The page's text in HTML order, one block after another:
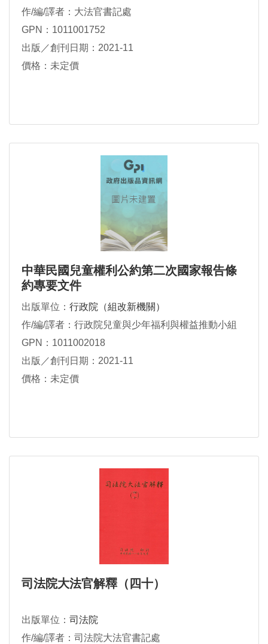
作/編/譯者：大法官書記處
GPN：1011001752
出版／創刊日期：2021-11
價格：未定價
中華民國兒童權利公約第二次國家報告條
約專要文件
出版單位： 行政院（組改新機關）
作/編/譯者：行政院兒童與少年福利與權益推動小組
GPN：1011002018
出版／創刊日期：2021-11
價格：未定價
司法院大法官解釋（四十）
出版單位： 司法院
作/編/譯者：司法院大法官書記處